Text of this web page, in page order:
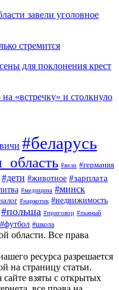
завели уголовное
стремится
для поклонения крест
«встречку» и столкнуло
#беларусь
#вело #германия
#дети #животное #зарплата
#медицина #минск
#наркотик #недвижимость
#польша #приговор #пьяный
#футбол #школа
области. Все права
ресурса разрешается
на страницу статьи.
взяты с открытых